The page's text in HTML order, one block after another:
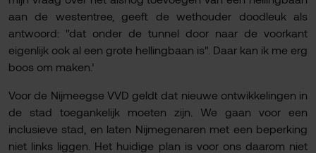
aan de westentree, geeft de wethouder doodleuk als
antwoord: "dat onder de tunnel door naar de voorkant
eigenlijk ook al een grote hellingbaan is". Daar kan ik me erg
boos om maken.’
Voor de Nijmeegse VVD geldt dat nieuwe ontwikkelingen in
de stad toegankelijk moeten zijn. We gaan voor een
inclusieve stad, en laten Nijmegenaren met een beperking
niet links liggen. Het huidige plan is voor ons daarom niet